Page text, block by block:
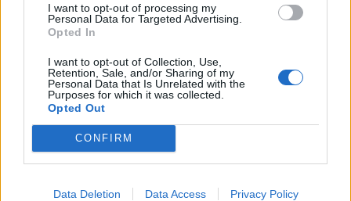
I want to opt-out of processing my
Personal Data for Targeted Advertising.
Opted In
I want to opt-out of Collection, Use,
Retention, Sale, and/or Sharing of my
Personal Data that Is Unrelated with the
Purposes for which it was collected.
Opted Out
CONFIRM
Data Deletion Data Access Privacy Policy
Δείτε Ακόμη
εντοπίστηκε σε βρέφος από βρεφικό
γάλα...
27 Φεβρουαρίου 2026
26 Φεβρουαρίου 2026